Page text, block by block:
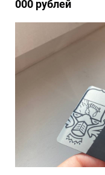
000 рублей